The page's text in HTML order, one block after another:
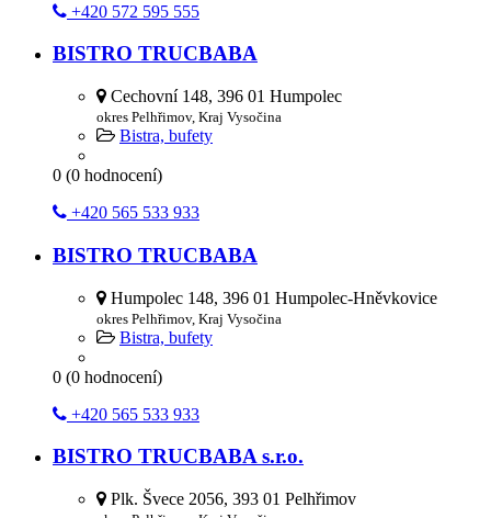
+420 572 595 555
BISTRO TRUCBABA
Cechovní 148, 396 01 Humpolec
okres Pelhřimov, Kraj Vysočina
Bistra, bufety
0 (0 hodnocení)
+420 565 533 933
BISTRO TRUCBABA
Humpolec 148, 396 01 Humpolec-Hněvkovice
okres Pelhřimov, Kraj Vysočina
Bistra, bufety
0 (0 hodnocení)
+420 565 533 933
BISTRO TRUCBABA s.r.o.
Plk. Švece 2056, 393 01 Pelhřimov